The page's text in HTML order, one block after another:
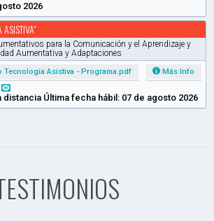
2026
ASISTIVA"
para la Comunicación y el Aprendizaje y
Aumentativa y Adaptaciones
Más Info
Asistiva - Programa.pdf
distancia Última fecha hábil: 07 de agosto 2026